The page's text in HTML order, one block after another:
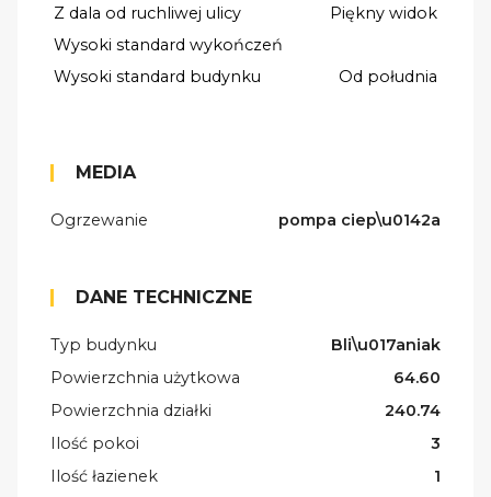
Z dala od ruchliwej ulicy
Piękny widok
Wysoki standard wykończeń
Wysoki standard budynku
Od południa
MEDIA
Ogrzewanie pompa ciep\u0142a
DANE TECHNICZNE
Typ budynku
Bli\u017aniak
Powierzchnia użytkowa
64.60
Powierzchnia działki
240.74
Ilość pokoi
3
Ilość łazienek
1